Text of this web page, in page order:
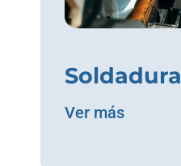
Soldadura
Ver más